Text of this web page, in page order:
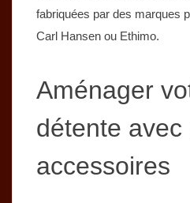
fabriquées par des marques
Carl Hansen ou Ethimo.
Aménager
détente
accessoires